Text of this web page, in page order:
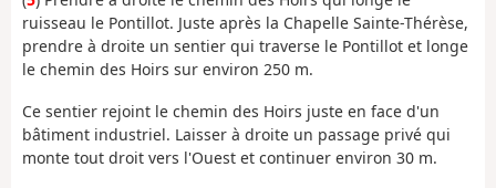
ruisseau le Pontillot. Juste après la Chapelle Sainte-Thérèse,
prendre à droite un sentier qui traverse le Pontillot et longe
le chemin des Hoirs sur environ 250 m.
Ce sentier rejoint le chemin des Hoirs juste en face d'un
bâtiment industriel. Laisser à droite un passage privé qui
monte tout droit vers l'Ouest et continuer environ 30 m.